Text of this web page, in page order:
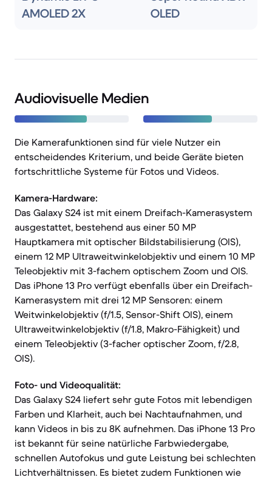
AMOLED 2X
OLED
Audiovisuelle Medien
Die Kamerafunktionen sind für viele Nutzer ein
entscheidendes Kriterium, und beide Geräte bieten
fortschrittliche Systeme für Fotos und Videos.
Kamera-Hardware:
Das Galaxy S24 ist mit einem Dreifach-Kamerasystem
ausgestattet, bestehend aus einer 50 MP
Hauptkamera mit optischer Bildstabilisierung (OIS),
einem 12 MP Ultraweitwinkelobjektiv und einem 10 MP
Teleobjektiv mit 3-fachem optischem Zoom und OIS.
Das iPhone 13 Pro verfügt ebenfalls über ein Dreifach-
Kamerasystem mit drei 12 MP Sensoren: einem
Weitwinkelobjektiv (f/1.5, Sensor-Shift OIS), einem
Ultraweitwinkelobjektiv (f/1.8, Makro-Fähigkeit) und
einem Teleobjektiv (3-facher optischer Zoom, f/2.8,
OIS).
Foto- und Videoqualität:
Das Galaxy S24 liefert sehr gute Fotos mit lebendigen
Farben und Klarheit, auch bei Nachtaufnahmen, und
kann Videos in bis zu 8K aufnehmen. Das iPhone 13 Pro
ist bekannt für seine natürliche Farbwiedergabe,
schnellen Autofokus und gute Leistung bei schlechten
Lichtverhältnissen. Es bietet zudem Funktionen wie